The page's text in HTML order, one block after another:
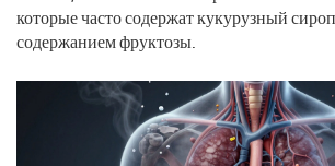
которые часто содержат кукурузный
содержанием фруктозы.